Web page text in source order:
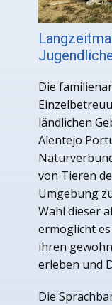
Die
ländlichen
Alentejo
von Tieren
Umgebung
Wahl dieser
ermöglicht
ihren
erleben und
Die